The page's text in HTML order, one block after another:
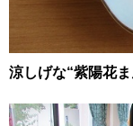
涼しげな“紫陽花